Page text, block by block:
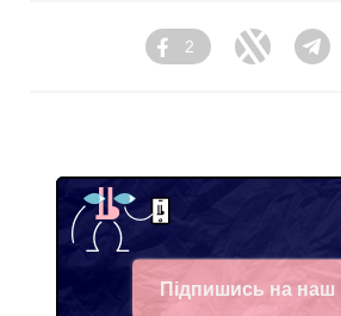
Facebook
2
Twitter
Підпишись на наш
Facebook